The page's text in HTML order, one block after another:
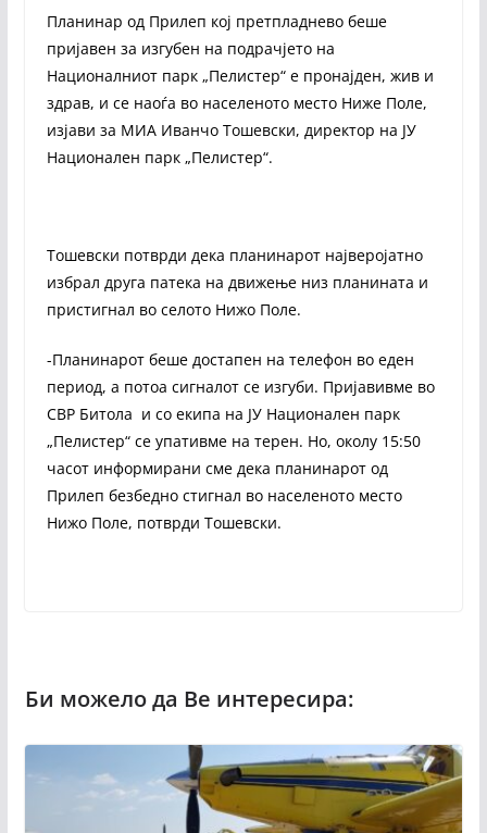
Планинар од Прилеп кој претпладнево беше
пријавен за изгубен на подрачјето на
Националниот парк „Пелистер“ е пронајден, жив и
здрав, и се наоѓа во населеното место Ниже Поле,
изјави за МИА Иванчо Тошевски, директор на ЈУ
Национален парк „Пелистер“.
Тошевски потврди дека планинарот најверојатно
избрал друга патека на движење низ планината и
пристигнал во селото Нижо Поле.
-Планинарот беше достапен на телефон во еден
период, а потоа сигналот се изгуби. Пријавивме во
СВР Битола и со екипа на ЈУ Национален парк
„Пелистер“ се упативме на терен. Но, околу 15:50
часот информирани сме дека планинарот од
Прилеп безбедно стигнал во населеното место
Нижо Поле, потврди Тошевски.